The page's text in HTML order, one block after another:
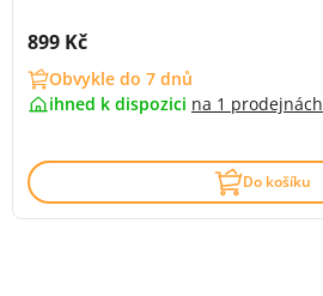
Cena s DPH:
899 Kč
Obvykle do 7 dnů
ihned k dispozici na 1 prodejnách
Do košíku